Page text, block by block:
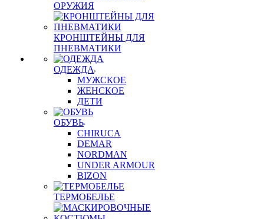
ОРУЖИЯ
КРОНШТЕЙНЫ ДЛЯ
ПНЕВМАТИКИ
ОДЕЖДА
МУЖСКОЕ
ЖЕНСКОЕ
ДЕТИ
ОБУВЬ
CHIRUCA
DEMAR
NORDMAN
UNDER ARMOUR
BIZON
ТЕРМОБЕЛЬЕ